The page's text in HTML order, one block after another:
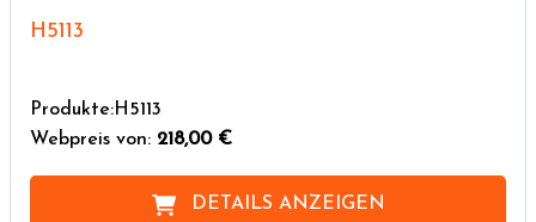
H5113
Produkte:H5113
Webpreis von: 218,00 €
DETAILS ANZEIGEN